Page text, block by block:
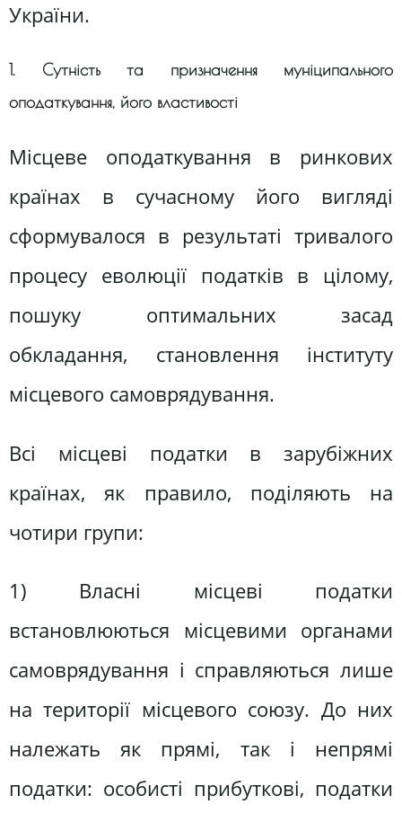
України.
1. Сутність та призначення муніципального
оподаткування, його властивості
Місцеве оподаткування в ринкових
країнах в сучасному його вигляді
сформувалося в результаті тривалого
процесу еволюції податків в цілому,
пошуку оптимальних засад
обкладання, становлення інституту
місцевого самоврядування.
Всі місцеві податки в зарубіжних
країнах, як правило, поділяють на
чотири групи:
1) Власні місцеві податки
встановлюються місцевими органами
самоврядування і справляються лише
на території місцевого союзу. До них
належать як прямі, так і непрямі
податки: особисті прибуткові, податки